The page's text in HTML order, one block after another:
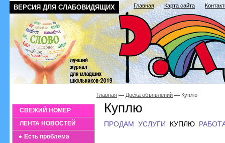
ВЕРСИЯ ДЛЯ СЛАБОВИДЯЩИХ Главная Карта сайта
СВЕЖИЙ НОМЕР
ЛЕНТА НОВОСТЕЙ
Есть проблема
Главная Доска объявлений Куплю
Куплю
ПРОДАМ УСЛУГИ КУПЛЮ